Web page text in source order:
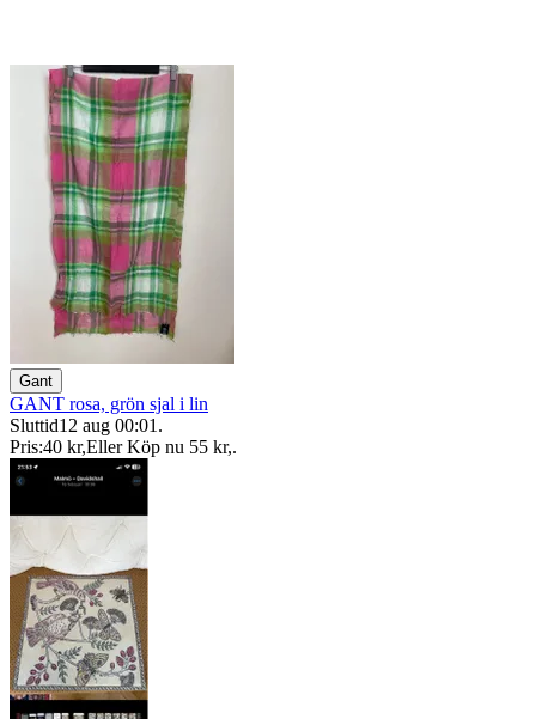
Gant
GANT rosa, grön sjal i lin
Sluttid12 aug 00:01 .
Pris:40 kr,Eller Köp nu 55 kr,.